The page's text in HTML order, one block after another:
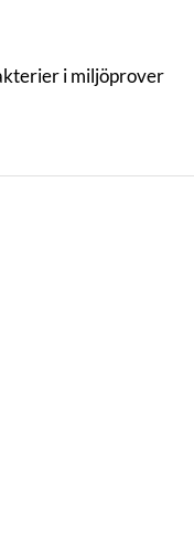
i miljöprover